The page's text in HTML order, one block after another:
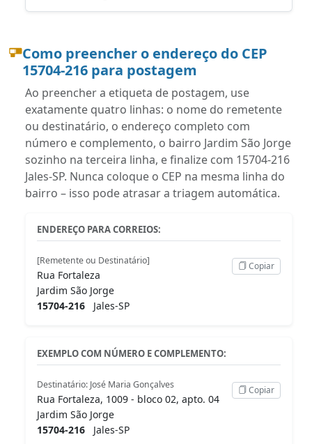
Como preencher o endereço do CEP
15704-216 para postagem
Ao preencher a etiqueta de postagem, use
exatamente quatro linhas: o nome do remetente
ou destinatário, o endereço completo com
número e complemento, o bairro Jardim São Jorge
sozinho na terceira linha, e finalize com 15704-216
Jales-SP. Nunca coloque o CEP na mesma linha do
bairro – isso pode atrasar a triagem automática.
ENDEREÇO PARA CORREIOS:
[Remetente ou Destinatário]
Rua Fortaleza
Jardim São Jorge
15704-216 Jales-SP
Copiar
EXEMPLO COM NÚMERO E COMPLEMENTO:
Destinatário: José Maria Gonçalves
Rua Fortaleza, 1009 - bloco 02, apto. 04
Jardim São Jorge
15704-216 Jales-SP
Copiar